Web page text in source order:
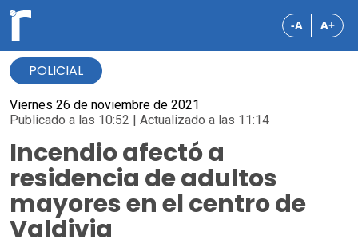
-A A+
POLICIAL
Viernes 26 de noviembre de 2021
Publicado a las 10:52 | Actualizado a las 11:14
Incendio afectó a
residencia de adultos
mayores en el centro de
Valdivia